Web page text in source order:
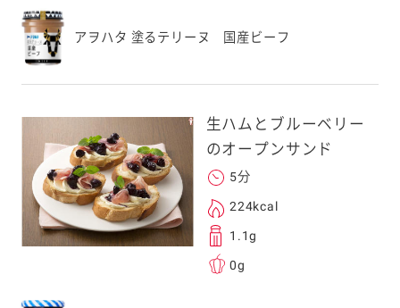
メールをお送りい
のメールアドレス
」を受信を許可
ご利用ください。
レスは、本サービ
。当社はこの情報
ことはございませ
アヲハタ 塗るテリーヌ 国産ビーフ
生ハムとブルーベリー
のオープンサンド
5分
224kcal
1.1g
0g